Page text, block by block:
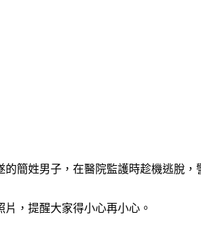
簡姓男子，在醫院監護時趁機逃脫，
，提醒大家得小心再小心。